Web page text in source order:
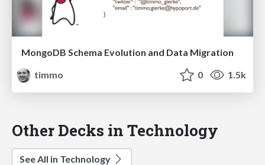
MongoDB Schema Evolution and Data Migration
timmo
0 1.5k
Other Decks in Technology
See All in Technology